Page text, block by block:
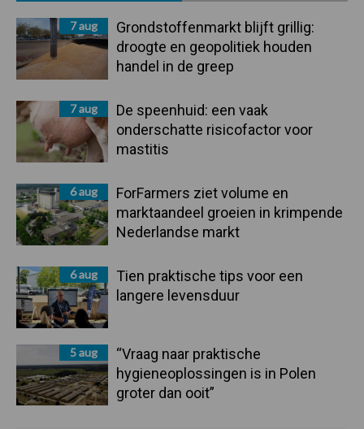
7 aug
Grondstoffenmarkt blijft grillig:
droogte en geopolitiek houden
handel in de greep
7 aug
De speenhuid: een vaak
onderschatte risicofactor voor
mastitis
6 aug
ForFarmers ziet volume en
marktaandeel groeien in krimpende
Nederlandse markt
6 aug
Tien praktische tips voor een
langere levensduur
5 aug
“Vraag naar praktische
hygieneoplossingen is in Polen
groter dan ooit”